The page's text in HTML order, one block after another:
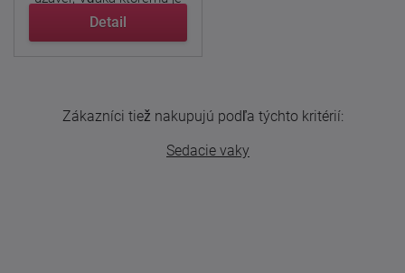
...
Detail
Zákazníci tiež nakupujú podľa týchto kritérií:
Sedacie vaky